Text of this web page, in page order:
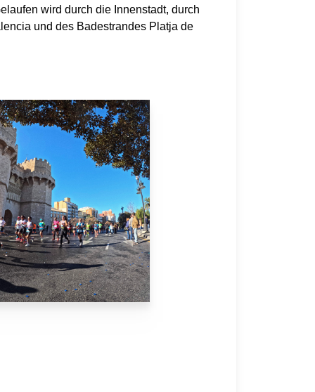
wird durch die Innenstadt, durch
und des Badestrandes Platja de